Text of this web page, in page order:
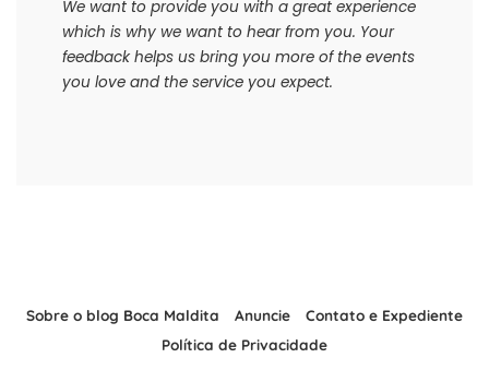
We want to provide you with a great experience
which is why we want to hear from you. Your
feedback helps us bring you more of the events
you love and the service you expect.
Sobre o blog Boca Maldita Anuncie
Contato e Expediente
Política de Privacidade